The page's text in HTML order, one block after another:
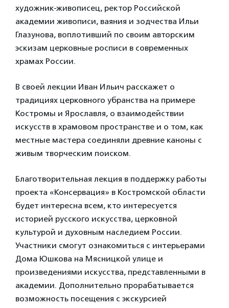
художник-живописец, ректор Российской
академии живописи, ваяния и зодчества Ильи
Глазунова, воплотивший по своим авторским
эскизам церковные росписи в современных
храмах России.
В своей лекции Иван Ильич расскажет о
традициях церковного убранства на примере
Костромы и Ярославля, о взаимодействии
искусств в храмовом пространстве и о том, как
местные мастера соединяли древние каноны с
живым творческим поиском.
Благотворительная лекция в поддержку работы
проекта «Консервация» в Костромской области
будет интересна всем, кто интересуется
историей русского искусства, церковной
культурой и духовным наследием России.
Участники смогут ознакомиться с интерьерами
Дома Юшкова на Мясницкой улице и
произведениями искусства, представленными в
академии. Дополнительно прорабатывается
возможность посещения с экскурсией